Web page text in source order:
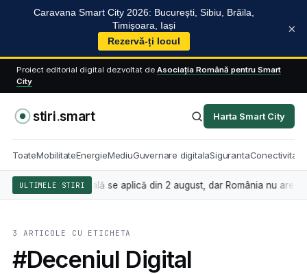
Caravana Smart City 2026: București, Sibiu, Brăila,
Timișoara, Iași
Rezervă-ți locul
×
Proiect editorial digital dezvoltat de Asociația Română pentru Smart
City
stiri.smart Harta Smart City
ToateMobilitateEnergieMediuGuvernare digitalaSigurantaConectivitate
ULTIMELE STIRI
inteligența artificială se aplică din 2 august, dar România nu are
3 ARTICOLE CU ETICHETA
#Deceniul Digital